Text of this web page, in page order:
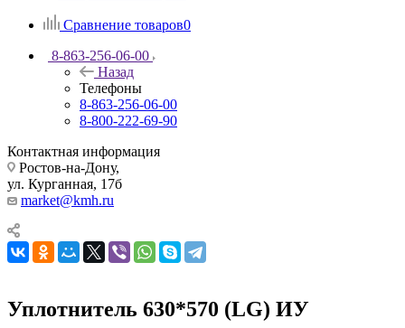
Сравнение товаров0
8-863-256-06-00
Назад
Телефоны
8-863-256-06-00
8-800-222-69-90
Контактная информация
Ростов-на-Дону,
ул. Курганная, 17б
market@kmh.ru
Уплотнитель 630*570 (LG) ИУ